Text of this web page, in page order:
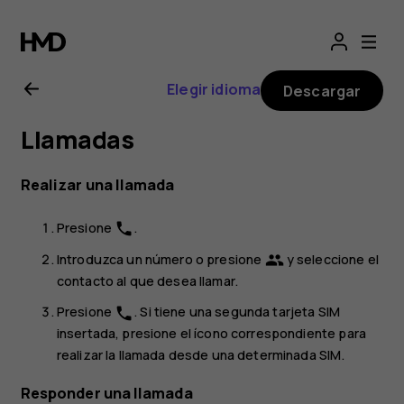
Manual
del
usuario
de
Nokia
7.2
Elegir idioma Descargar
Llamadas
Realizar una llamada
Presione phone .
Introduzca un número o presione group y seleccione el
contacto al que desea llamar.
Presione phone. Si tiene una segunda tarjeta SIM
insertada, presione el ícono correspondiente para
realizar la llamada desde una determinada SIM.
Responder una llamada